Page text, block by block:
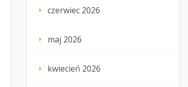
czerwiec 2026
maj 2026
kwiecień 2026